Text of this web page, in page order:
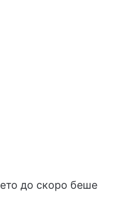
до скоро беше